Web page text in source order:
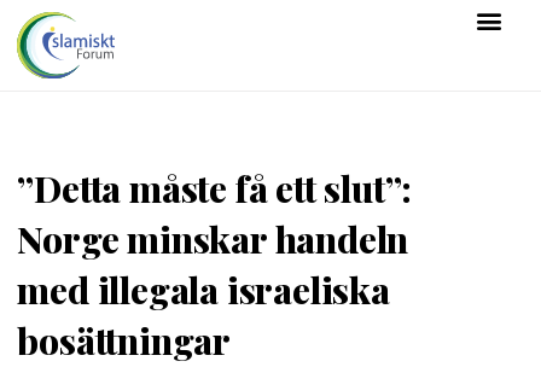
”Detta måste få ett slut”:
Norge minskar handeln
med illegala israeliska
bosättningar